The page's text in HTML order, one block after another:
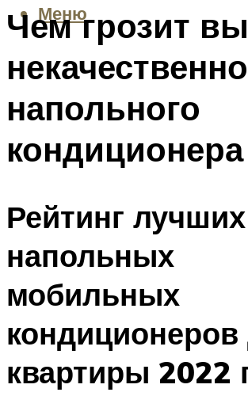
Меню
Чем грозит
напольного
кондиционера
Рейтинг лучших
напольных
мобильных
кондиционеров
квартиры 2022